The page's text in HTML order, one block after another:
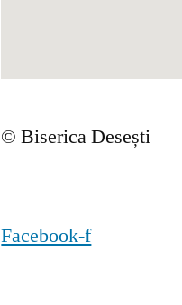
© Biserica Desești
Facebook-f